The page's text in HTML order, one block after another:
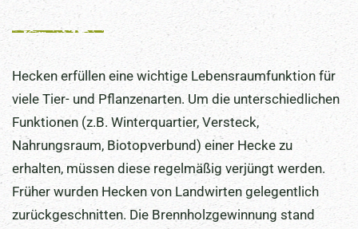
Hecken erfüllen eine wichtige Lebensraumfunktion für
viele Tier- und Pflanzenarten. Um die unterschiedlichen
Funktionen (z.B. Winterquartier, Versteck,
Nahrungsraum, Biotopverbund) einer Hecke zu
erhalten, müssen diese regelmäßig verjüngt werden.
Früher wurden Hecken von Landwirten gelegentlich
zurückgeschnitten. Die Brennholzgewinnung stand